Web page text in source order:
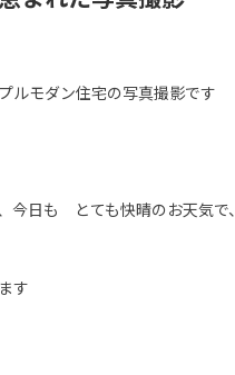
ルモダン住宅の写真撮影です
今日も とても快晴のお天気で、
す